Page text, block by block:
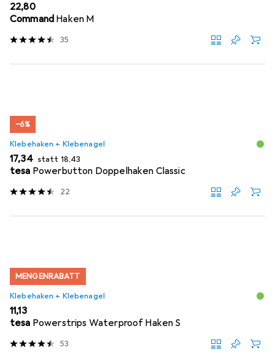
EUR
22,80
Command Haken M
35
−6%
Klebehaken + Klebenagel
EUR
17,34 statt EUR
18,43
tesa Powerbutton Doppelhaken Classic
22
MENGENRABATT
Klebehaken + Klebenagel
EUR
11,13
tesa Powerstrips Waterproof Haken S
53